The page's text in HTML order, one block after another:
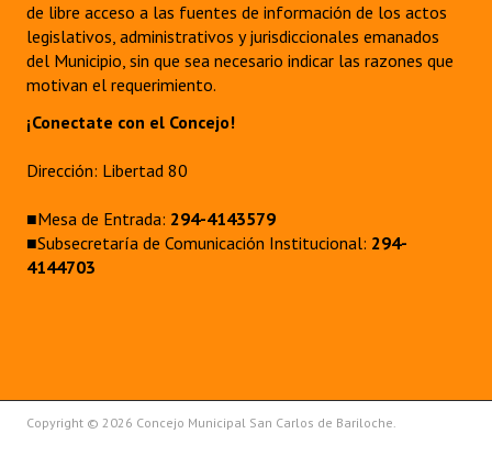
de libre acceso a las fuentes de información de los actos
legislativos, administrativos y jurisdiccionales emanados
del Municipio, sin que sea necesario indicar las razones que
motivan el requerimiento.
¡Conectate con el Concejo!
Dirección: Libertad 80
■Mesa de Entrada: 294-4143579
■Subsecretaría de Comunicación Institucional: 294-
4144703
Copyright © 2026 Concejo Municipal San Carlos de Bariloche.